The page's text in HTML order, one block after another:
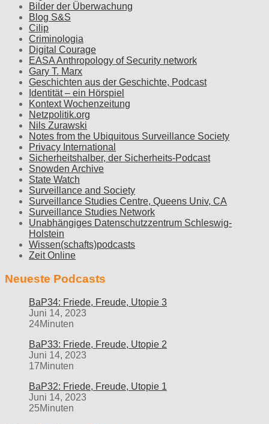
Bilder der Überwachung
Blog S&S
Cilip
Criminologia
Digital Courage
EASA Anthropology of Security network
Gary T. Marx
Geschichten aus der Geschichte, Podcast
Identität – ein Hörspiel
Kontext Wochenzeitung
Netzpolitik.org
Nils Zurawski
Notes from the Ubiquitous Surveillance Society
Privacy International
Sicherheitshalber, der Sicherheits-Podcast
Snowden Archive
State Watch
Surveillance and Society
Surveillance Studies Centre, Queens Univ, CA
Surveillance Studies Network
Unabhängiges Datenschutzzentrum Schleswig-
Holstein
Wissen(schafts)podcasts
Zeit Online
Neueste Podcasts
BaP34: Friede, Freude, Utopie 3
Juni 14, 2023
24Minuten
BaP33: Friede, Freude, Utopie 2
Juni 14, 2023
17Minuten
BaP32: Friede, Freude, Utopie 1
Juni 14, 2023
25Minuten